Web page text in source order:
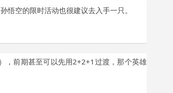
悟空的限时活动也很建议去入手一只。
，前期甚至可以先用2+2+1过渡，那个英雄